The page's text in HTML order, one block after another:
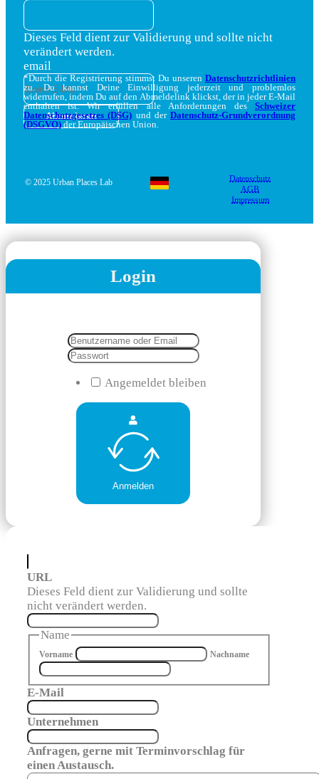
Dieses Feld dient zur Validierung und sollte nicht
verändert werden.
email
*Durch die Registrierung stimmst Du unseren Datenschutzrichtlinien
zu. Du kannst Deine Einwilligung jederzeit und problemlos
widerrufen, indem Du auf den Abmeldelink klickst, der in jeder E-Mail
enthalten ist. Wir erfüllen alle Anforderungen des Schweizer
Datenschutzgesetzes (DSG) und der Datenschutz-Grundverordnung
(DSGVO) der Europäischen Union.
© 2025 Urban Places Lab
Datenschutz
AGB
Impressum
Login
Angemeldet bleiben
Anmelden
URL
Dieses Feld dient zur Validierung und sollte
nicht verändert werden.
Name
Vorname Nachname
E-Mail
Unternehmen
Anfragen, gerne mit Terminvorschlag für
einen Austausch.